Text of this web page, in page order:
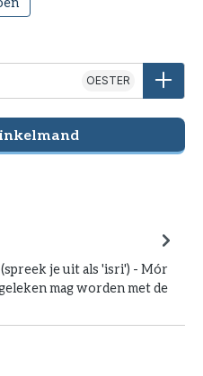
OESTER
je uit als 'isri') - Mór
mag worden met de